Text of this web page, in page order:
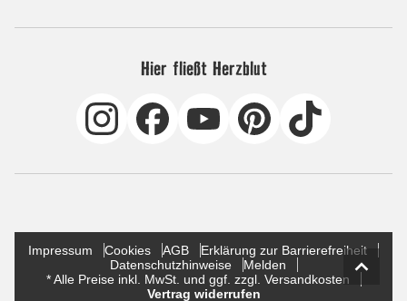
Hier fließt Herzblut
Impressum Cookies AGB
Erklärung zur Barrierefreiheit
Datenschutzhinweise
Melden
* Alle Preise inkl. MwSt. und ggf. zzgl. Versandkosten
Vertrag widerrufen